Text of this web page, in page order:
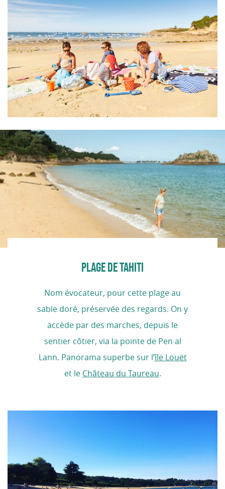
PLAGE DE TAHITI
Nom évocateur, pour cette plage au
sable doré, préservée des regards. On y
accède par des marches, depuis le
sentier côtier, via la pointe de Pen al
Lann. Panorama superbe sur l’île Louët
et le Château du Taureau.